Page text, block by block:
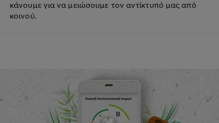
κάνουμε για να μειώσουμε τον αντίκτυπό μας από
κοινού.